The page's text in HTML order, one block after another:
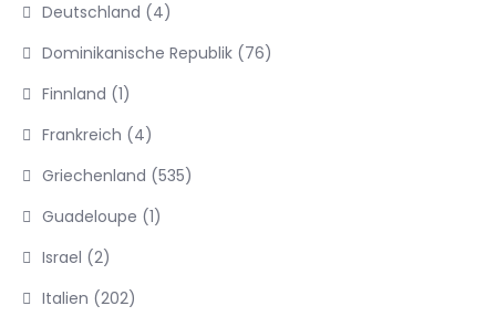
Deutschland (4)
Dominikanische Republik (76)
Finnland (1)
Frankreich (4)
Griechenland (535)
Guadeloupe (1)
Israel (2)
Italien (202)